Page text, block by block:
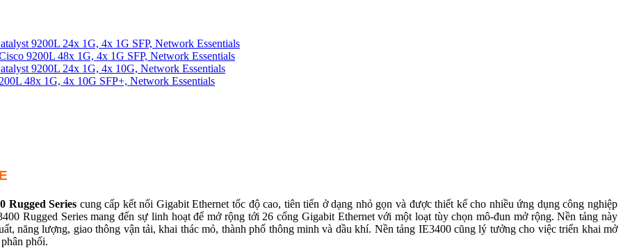
9200L 24x 1G, 4x 1G SFP, Network Essentials
9200L 48x 1G, 4x 1G SFP, Network Essentials
9200L 24x 1G, 4x 10G, Network Essentials
48x 1G, 4x 10G SFP+, Network Essentials
Rugged Series cung cấp kết nối Gigabit Ethernet tốc độ cao, tiên tiến ở dạng nhỏ gọn và được thiết kế cho nhiều ứng dụng công nghiệp
Rugged Series mang đến sự linh hoạt để mở rộng tới 26 cổng Gigabit Ethernet với một loạt tùy chọn mô-đun mở rộng. Nền tảng này
năng lượng, giao thông vận tải, khai thác mỏ, thành phố thông minh và dầu khí. Nền tảng IE3400 cũng lý tưởng cho việc triển khai mở
phối.